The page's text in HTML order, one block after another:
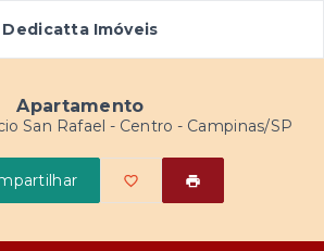
Dedicatta Imóveis
Apartamento
San Rafael - Centro - Campinas/SP